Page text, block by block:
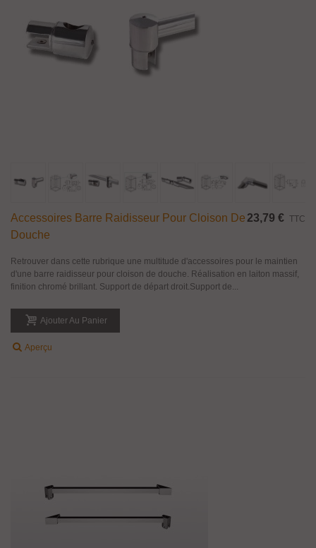
Accessoires Barre Raidisseur Pour Cloison De
Douche
23,79 € TTC
Retrouver dans cette rubrique une multitude d'accessoires pour le maintien
d'une barre raidisseur pour cloison de douche. Réalisation en laiton massif,
finition chromé brillant. Support de départ droit.Support de...
Ajouter Au Panier
Aperçu